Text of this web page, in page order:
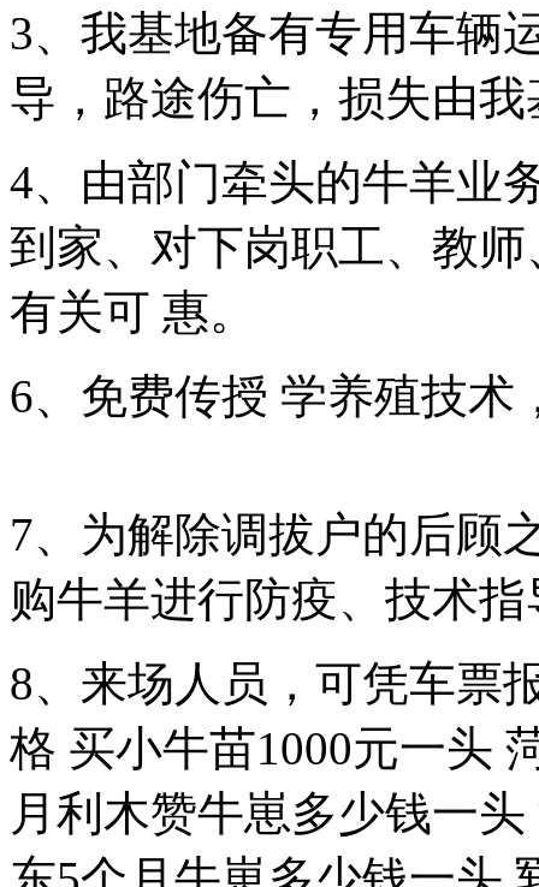
3、我基地备有专用车辆
导，路途伤亡，损失由
4、由部门牵头的牛羊业
到家、对下岗职工、教
有关可 惠。
6、免费传授 学养殖技术
7、为解除调拔户的后顾
购牛羊进行防疫、技术
8、来场人员，可凭车票
格 买小牛苗1000元一头
月利木赞牛崽多少钱一